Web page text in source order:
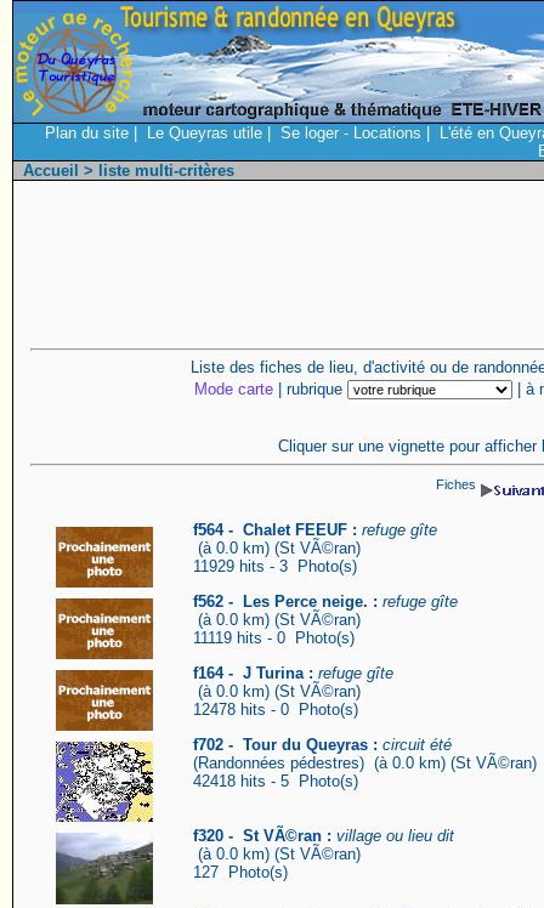
Plan du site Le Queyras utile Se loger - Locations
L'été en
Accueil > liste multi-critères
Liste des fiches de lieu, d'activité ou de
Mode carte| rubrique |
Cliquer sur une vignette pour
Fiches
f564 - Chalet FEEUF : refuge gîte
(à 0.0 km) (St VÃ©ran)
11929 hits - 3 Photo(s)
f562 - Les Perce neige. : refuge gîte
(à 0.0 km) (St VÃ©ran)
11119 hits - 0 Photo(s)
f164 - J Turina : refuge gîte
(à 0.0 km) (St VÃ©ran)
12478 hits - 0 Photo(s)
f702 - Tour du Queyras : circuit été
(Randonnées pédestres) (à 0.0 km) (St VÃ©ran)
42418 hits - 5 Photo(s)
f320 - St VÃ©ran : village ou lieu dit
(à 0.0 km) (St VÃ©ran)
127 Photo(s)